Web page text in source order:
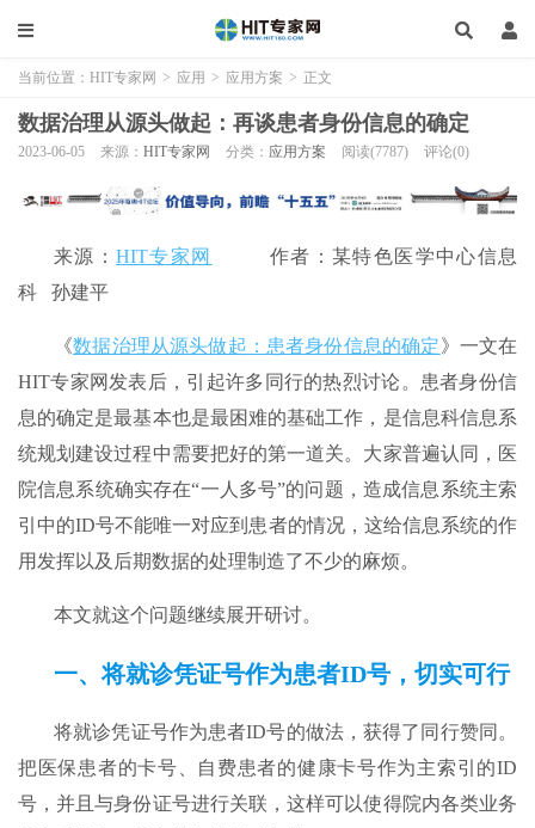
当前位置： HIT专家网 > 应用 > 应用方案 > 正文
数据治理从源头做起：再谈患者身份信息的确定
2023-06-05 来源： HIT专家网 分类： 应用方案 阅读(7787) 评论(0)
来源：HIT专家网
作者：某特色医学中心信息
科 孙建平
《数据治理从源头做起：患者身份信息的确定》一文在
HIT专家网发表后，引起许多同行的热烈讨论。患者身份信
息的确定是最基本也是最困难的基础工作，是信息科信息系
统规划建设过程中需要把好的第一道关。大家普遍认同，医
院信息系统确实存在“一人多号”的问题，造成信息系统主索
引中的ID号不能唯一对应到患者的情况，这给信息系统的作
用发挥以及后期数据的处理制造了不少的麻烦。
本文就这个问题继续展开研讨。
一、将就诊凭证号作为患者ID号 ，切实可行
将就诊凭证号作为患者ID号的做法，获得了同行赞同。
把医保患者的卡号、自费患者的健康卡号作为主索引的ID
号，并且与身份证号进行关联，这样可以使得院内各类业务